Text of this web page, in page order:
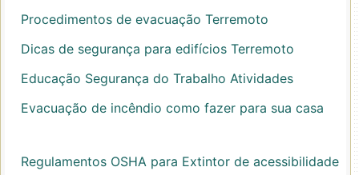
Procedimentos de evacuação Terremoto
Dicas de segurança para edifícios Terremoto
Educação Segurança do Trabalho Atividades
Evacuação de incêndio como fazer para sua casa
Regulamentos OSHA para Extintor de acessibilidade